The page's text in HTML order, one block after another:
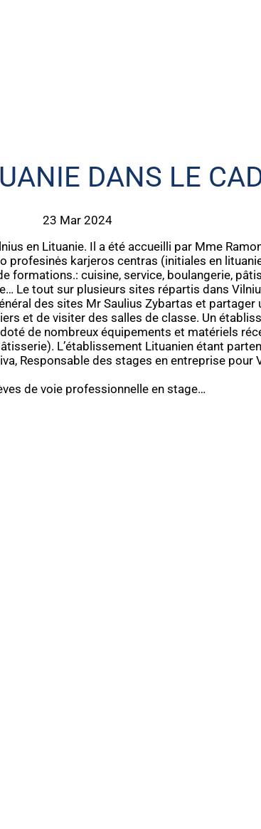
DANS LE
23 Mar 2024
en Lituanie. Il a été accueilli par Mme
profesinės karjeros centras (initiales en
formations.: cuisine, service, boulangerie,
Le tout sur plusieurs sites répartis dans
des sites Mr Saulius Zybartas et partager
et de visiter des salles de classe. Un
de nombreux équipements et matériels
L’établissement Lituanien étant
Responsable des stages en entreprise pour
de voie professionnelle en stage…